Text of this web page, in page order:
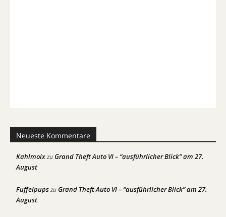
Neueste Kommentare
KahlmoixzuGrand Theft Auto VI – “ausführlicher Blick” am 27.
August
FuffelpupszuGrand Theft Auto VI – “ausführlicher Blick” am 27.
August